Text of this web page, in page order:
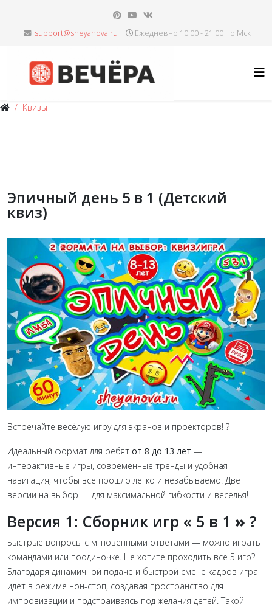
Ежедневно 10:00 - 21:00 по Мск
Квизы
Эпичный день 5 в 1 (Детский
квиз)
Встречайте весёлую игру для экранов и проекторов! ?
Идеальный формат для ребят от 8 до 13 лет —
интерактивные игры, современные тренды и удобная
навигация, чтобы всё прошло легко и незабываемо! Две
версии на выбор — для максимальной гибкости и веселья!
Версия 1: Сборник игр « 5 в 1 » ?
Быстрые вопросы с мгновенными ответами — можно играть
командами или поодиночке. Не хотите проходить все 5 игр?
Благодаря динамичной подаче и быстрой смене кадров игра
идёт в режиме нон-стоп, создавая пространство для
импровизации и подстраиваясь под желания детей. Такой